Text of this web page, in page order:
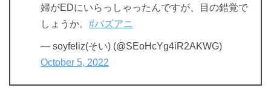
婦がEDにいらっしゃったんですが、目の錯覚で
しょうか。 #バズアニ
— soyfeliz(そい) (@SEoHcYg4iR2AKWG)
October 5, 2022